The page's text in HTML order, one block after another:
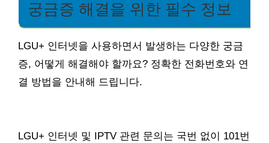
궁금증 해결을 위한 필수 정보
LGU+ 인터넷을 사용하면서 발생하는 다양한 궁금
증, 어떻게 해결해야 할까요? 정확한 전화번호와 연
결 방법을 안내해 드립니다.
LGU+ 인터넷 및 IPTV 관련 문의는 국번 없이 101번